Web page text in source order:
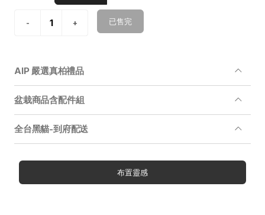
已售完
AIP 嚴選真柏禮品
盆栽商品含配件組
全台黑貓-到府配送
布置靈感